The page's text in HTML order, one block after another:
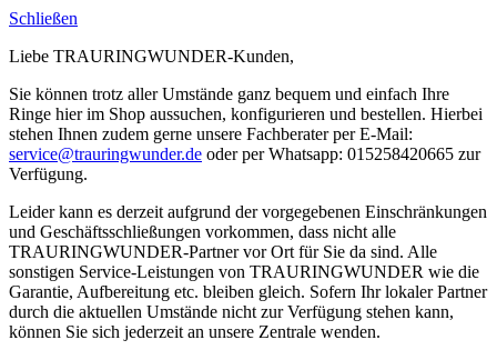
Schließen
Liebe TRAURINGWUNDER-Kunden,
Sie können trotz aller Umstände ganz bequem und einfach Ihre
Ringe hier im Shop aussuchen, konfigurieren und bestellen. Hierbei
stehen Ihnen zudem gerne unsere Fachberater per E-Mail:
service@trauringwunder.de oder per Whatsapp: 015258420665 zur
Verfügung.
Leider kann es derzeit aufgrund der vorgegebenen Einschränkungen
und Geschäftsschließungen vorkommen, dass nicht alle
TRAURINGWUNDER-Partner vor Ort für Sie da sind. Alle
sonstigen Service-Leistungen von TRAURINGWUNDER wie die
Garantie, Aufbereitung etc. bleiben gleich. Sofern Ihr lokaler Partner
durch die aktuellen Umstände nicht zur Verfügung stehen kann,
können Sie sich jederzeit an unsere Zentrale wenden.